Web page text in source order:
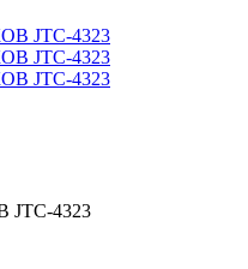
4323